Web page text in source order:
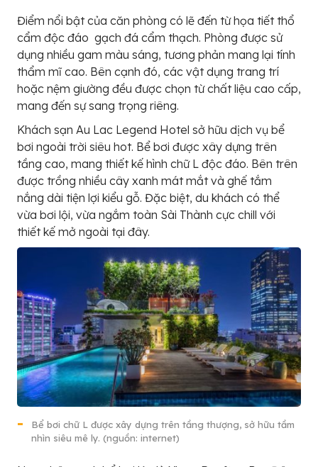
Điểm nổi bật của căn phòng có lẽ đến từ họa tiết thổ
cẩm độc đáo gạch đá cẩm thạch. Phòng được sử
dụng nhiều gam màu sáng, tương phản mang lại tính
thẩm mĩ cao. Bên cạnh đó, các vật dụng trang trí
hoặc nệm giường đều được chọn từ chất liệu cao cấp,
mang đến sự sang trọng riêng.
Khách sạn Au Lac Legend Hotel sở hữu dịch vụ bể
bơi ngoài trời siêu hot. Bể bơi được xây dựng trên
tầng cao, mang thiết kế hình chữ L độc đáo. Bên trên
được trồng nhiều cây xanh mát mắt và ghế tắm
nắng dài tiện lợi kiểu gỗ. Đặc biệt, du khách có thể
vừa bơi lội, vừa ngắm toàn Sài Thành cực chill với
thiết kế mở ngoài tại đây.
Bể bơi chữ L được xây dựng trên tầng thượng, sở hữu tầm
nhìn siêu mê ly. (nguồn: internet)